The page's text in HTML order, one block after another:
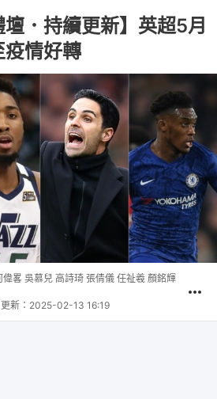
壇．持續更新】英超5月
情好轉
畧 吳慕兒 高詩琦 張倩儀 任祉羲 顏銘輝
更新： 2025-02-13 16:19